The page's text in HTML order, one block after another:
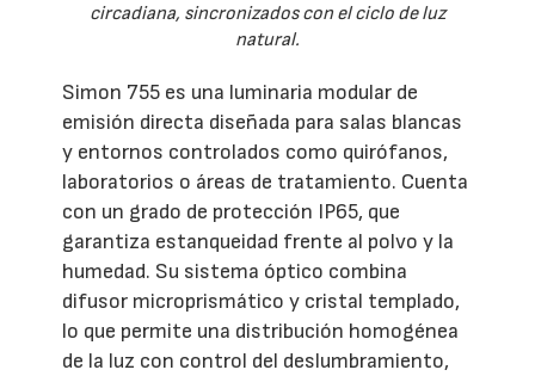
circadiana, sincronizados con el ciclo de luz
natural.
Simon 755 es una luminaria modular de
emisión directa diseñada para salas blancas
y entornos controlados como quirófanos,
laboratorios o áreas de tratamiento. Cuenta
con un grado de protección IP65, que
garantiza estanqueidad frente al polvo y la
humedad. Su sistema óptico combina
difusor microprismático y cristal templado,
lo que permite una distribución homogénea
de la luz con control del deslumbramiento,